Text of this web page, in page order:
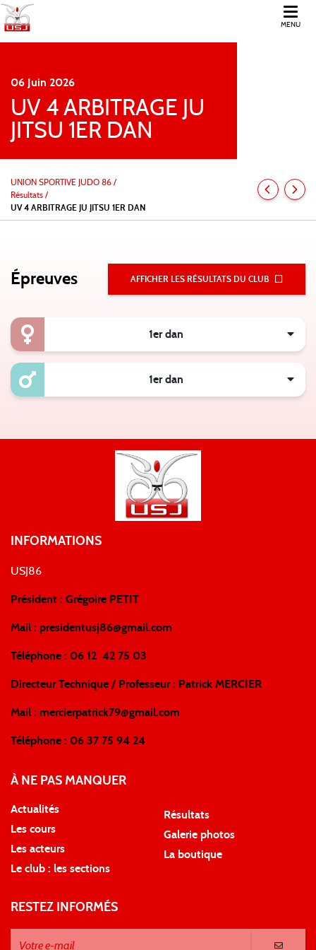
MENU
06 Juin 2026
UV 4 ARBITRAGE JU
JITSU 1ER DAN
UNION SPORTIVE JUDO 86 /
Résultats /
UV 4 ARBITRAGE JU JITSU 1ER DAN
Épreuves AFFICHER LES RÉSULTATS DU CLUB
1er dan
1er dan
INFORMATIONS
USJ86
Président : Grégoire PETIT
Mail : presidentusj86@gmail.com
Téléphone : 06 12 42 75 03
Directeur Technique / Professeur : Patrick MERCIER
Mail : mercierpatrick79@gmail.com
Téléphone : 06 37 75 94 24
À NE PAS MANQUER
Actualités
Les cours
Les acteurs
Le club : les sections
Résultats
Galerie photos
La boutique
RESTEZ INFORMÉS